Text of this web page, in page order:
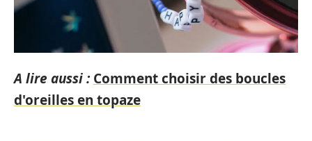
A lire aussi : Comment choisir des boucles
d'oreilles en topaze